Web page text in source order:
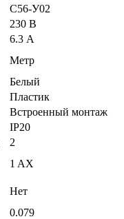
С56-У02
230 В
6.3 А
Метр
Белый
Пластик
Встроенный монтаж
IP20
2
1 AX
Нет
0.079